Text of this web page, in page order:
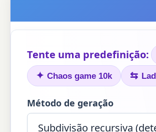
Tente uma predefinição:
✦ Chaos game 10k ⇆
Método de geração